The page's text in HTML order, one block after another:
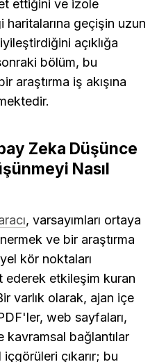
ettiğini ve izole
geçişin uzun
açıklığa
bölüm, bu
araştırma iş akışına
Zeka Düşünce
Nasıl
, varsayımları ortaya
ve bir araştırma
kör noktaları
ederek etkileşim kuran
varlık olarak, ajan içe
web sayfaları,
bağlantılar
çıkarır; bu